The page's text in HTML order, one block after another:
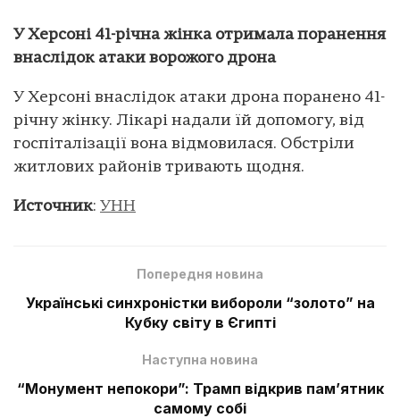
У Херсоні 41-річна жінка отримала поранення
внаслідок атаки ворожого дрона
У Херсоні внаслідок атаки дрона поранено 41-
річну жінку. Лікарі надали їй допомогу, від
госпіталізації вона відмовилася. Обстріли
житлових районів тривають щодня.
Источник: УНН
Попередня новина
Українські синхроністки вибороли “золото” на
Кубку світу в Єгипті
Наступна новина
“Монумент непокори”: Трамп відкрив пам’ятник
самому собі